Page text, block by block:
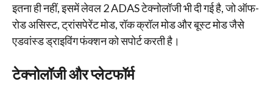
इतना ही नहीं, इसमें लेवल 2 ADAS टेक्नोलॉजी भी दी गई है, जो ऑफ-
रोड असिस्ट, ट्रांसपेरेंट मोड, रॉक क्रॉल मोड और बूस्ट मोड जैसे
एडवांस्ड ड्राइविंग फंक्शन को सपोर्ट करती है।
टेक्नोलॉजी और प्लेटफॉर्म